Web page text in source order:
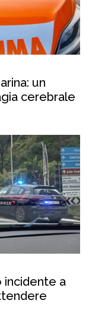
un
cerebrale
incidente a